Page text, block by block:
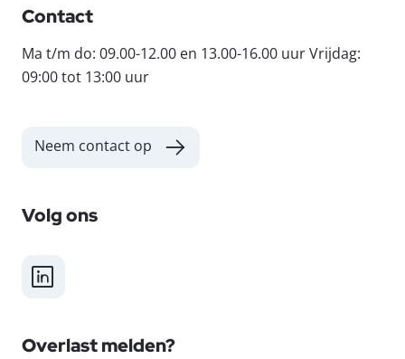
Contact
Ma t/m do: 09.00-12.00 en 13.00-16.00 uur Vrijdag:
09:00 tot 13:00 uur
Neem contact op
Volg ons
LinkedIn
Overlast melden?